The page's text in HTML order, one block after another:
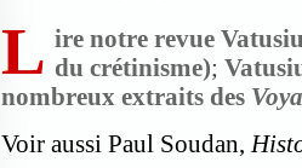
L ire notre revue
du crétinisme);
nombreux extraits des
Voir aussi Paul Soudan,